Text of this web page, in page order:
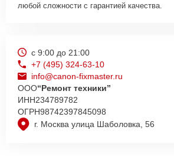
любой сложности с гарантией качества.
г. Москва улица Шаболовка, 56
с 9:00 до 21:00
+7 (495) 324-63-10
info@canon-fixmaster.ru
ООО“Ремонт техники”
ИНН234789782
ОГРН98742397845098